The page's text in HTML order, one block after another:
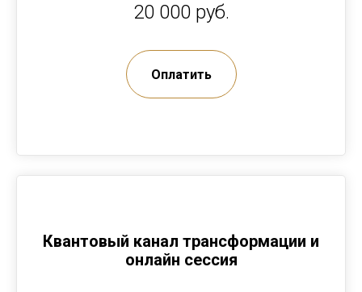
20 000 руб.
Оплатить
Квантовый канал трансформации и
онлайн сессия